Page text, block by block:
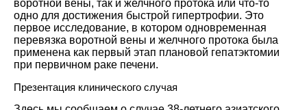
воротной вены, так и желчного протока или что-то
одно для достижения быстрой гипертрофии. Это
первое исследование, в котором одновременная
перевязка воротной вены и желчного протока была
применена как первый этап плановой гепатэктомии
при первичном раке печени.
Презентация клинического случая